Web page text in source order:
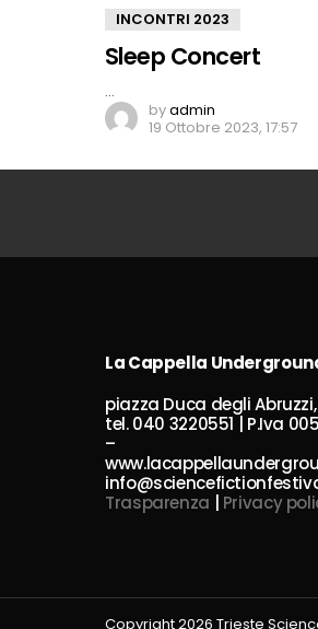
INCONTRI 2023
Sleep Concert
…
byadmin
19 Ottobre 2023, 17:57
La Cappella
piazza Duca degli
tel. 040 3220551 | P.Iva
–
Trasparenza
Privacy
Copyright 2026 Trieste